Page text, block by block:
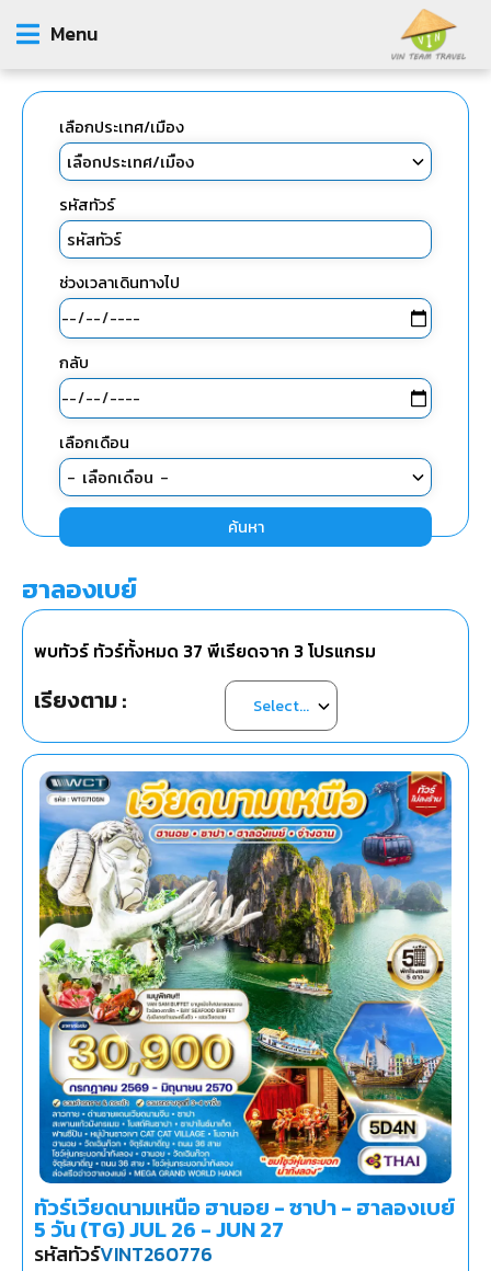
Menu
เลือกประเทศ/เมือง
รหัสทัวร์
ช่วงเวลาเดินทางไป
กลับ
เลือกเดือน
ค้นหา
ฮาลองเบย์
พบทัวร์ ทัวร์ทั้งหมด 37 พีเรียดจาก 3โปรแกรม
เรียงตาม :
ทัวร์เวียดนามเหนือ ฮานอย - ซาปา - ฮาลองเบย์
5 วัน (TG) JUL 26 - JUN 27
รหัสทัวร์VINT260776